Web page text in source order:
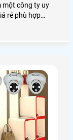
một công ty uy
rẻ phù hợp